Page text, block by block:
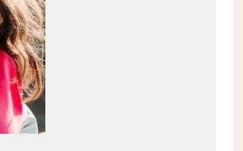
света: сборник
Вып.12 - Москва: